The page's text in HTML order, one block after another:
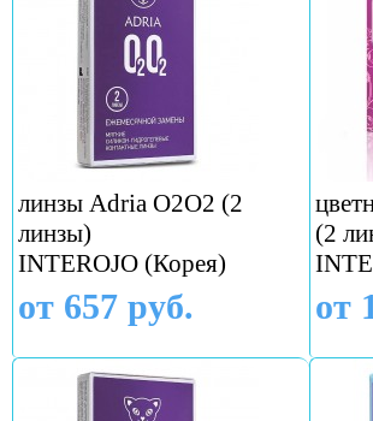
линзы Adria O2O2 (2
линзы)
INTEROJO (Корея)
от 657 руб.
(2
от